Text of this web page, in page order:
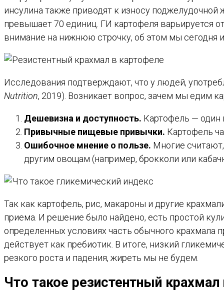
инсулина также приводят к износу
превышает 70 единиц. ГИ картофеля варьируется
внимание на нижнюю строчку, об этом мы сегодня
Исследования подтверждают, что у людей,
Nutrition, 2019). Возникает вопрос, зачем мы едим
Дешевизна и доступность. Картофель — один
Привычные пищевые привычки. Картофель
Ошибочное мнение о пользе. Многие
другим овощам (например, брокколи или
Так как картофель, рис, макароны и другие
приема. И решение было найдено, есть простой
определенных условиях часть обычного крахмала
действует как пребиотик. В итоге, низкий
резкого роста и падения, жиреть мы не будем.
Что такое резистентный